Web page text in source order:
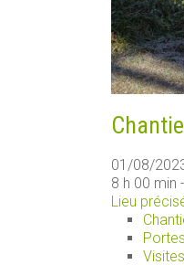
01/08/
8 h 00 min
Lieu